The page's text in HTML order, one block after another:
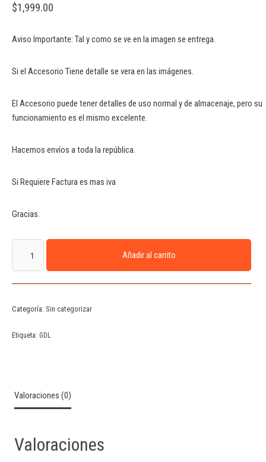
$1,999.00
Aviso Importante: Tal y como se ve en la imagen se entrega.
Si el Accesorio Tiene detalle se vera en las imágenes.
El Accesorio puede tener detalles de uso normal y de almacenaje, pero su
funcionamiento es el mismo excelente.
Hacemos envíos a toda la república.
Si Requiere Factura es mas iva
Gracias.
Añadir al carrito
Categoría: Sin categorizar
Etiqueta: GDL
Valoraciones (0)
Valoraciones